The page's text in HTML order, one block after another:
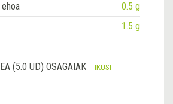
0.5 g
1.5 g
(5.0 UD) OSAGAIAK
IKUSI